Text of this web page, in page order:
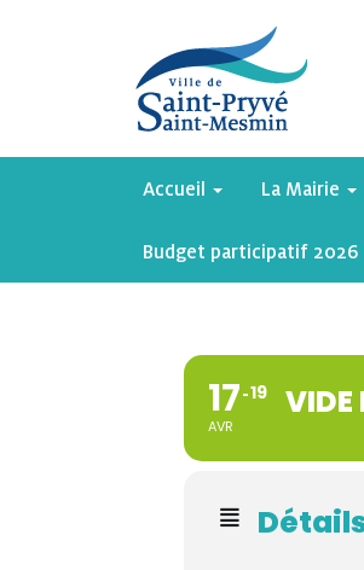
Accueil La Mairie
Budget participatif 2026
17
AVR
19 VIDE